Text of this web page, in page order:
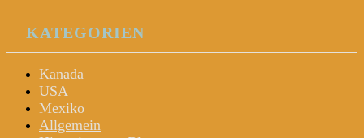
KATEGORIEN
Kanada
USA
Mexiko
Allgemein